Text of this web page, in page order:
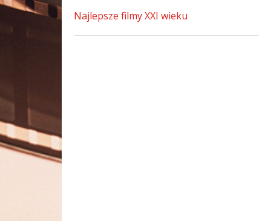
Najlepsze filmy XXI wieku